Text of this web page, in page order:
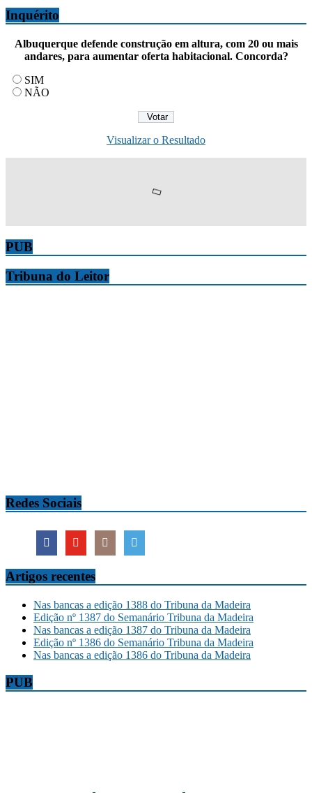
Inquérito
Albuquerque defende construção em altura, com 20 ou mais
andares, para aumentar oferta habitacional. Concorda?
SIM
NÃO
Visualizar o Resultado
PUB
Tribuna do Leitor
Redes Sociais
Artigos recentes
Nas bancas a edição 1388 do Tribuna da Madeira
Edição nº 1387 do Semanário Tribuna da Madeira
Nas bancas a edição 1387 do Tribuna da Madeira
Edição nº 1386 do Semanário Tribuna da Madeira
Nas bancas a edição 1386 do Tribuna da Madeira
PUB